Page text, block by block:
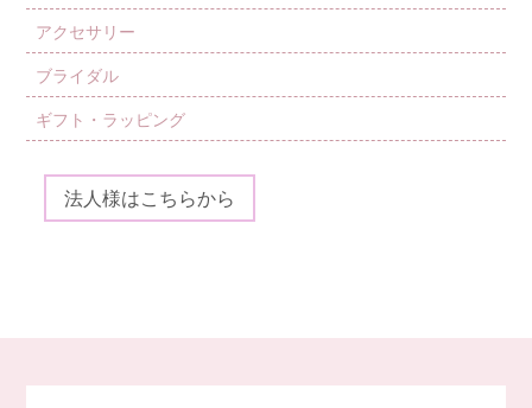
アクセサリー
ブライダル
ギフト・ラッピング
法人様はこちらから